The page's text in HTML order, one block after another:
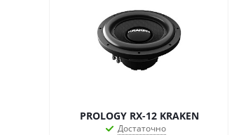
PROLOGY RX-12 KRAKEN
Достаточно